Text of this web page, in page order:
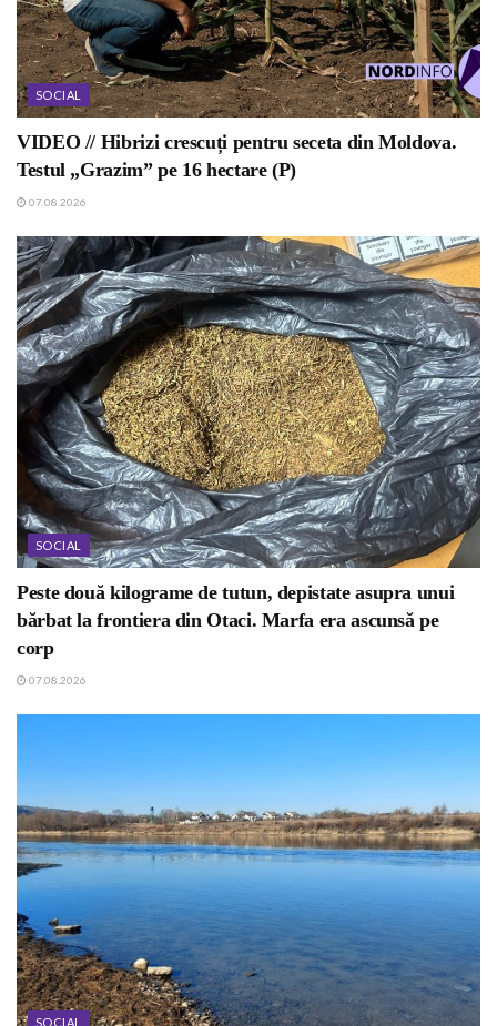
SOCIAL
VIDEO // Hibrizi crescuți pentru seceta din Moldova.
Testul „Grazim” pe 16 hectare (P)
07.08.2026
SOCIAL
Peste două kilograme de tutun, depistate asupra unui
bărbat la frontiera din Otaci. Marfa era ascunsă pe
corp
07.08.2026
SOCIAL